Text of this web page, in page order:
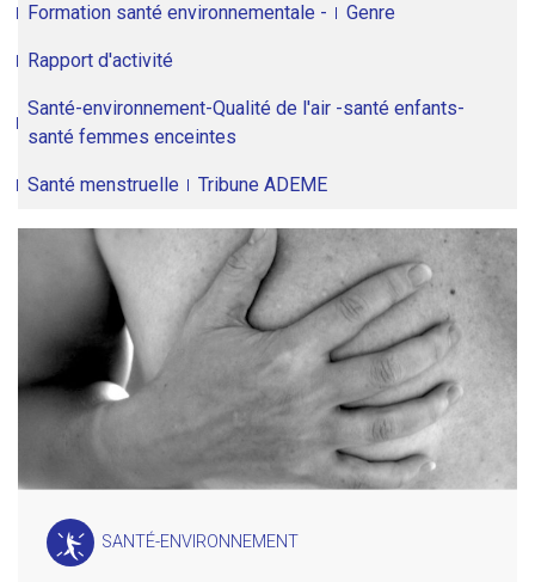
Formation santé environnementale - Genre
Rapport d'activité
Santé-environnement-Qualité de l'air -santé enfants-
santé femmes enceintes
Santé menstruelle Tribune ADEME
SANTÉ-ENVIRONNEMENT